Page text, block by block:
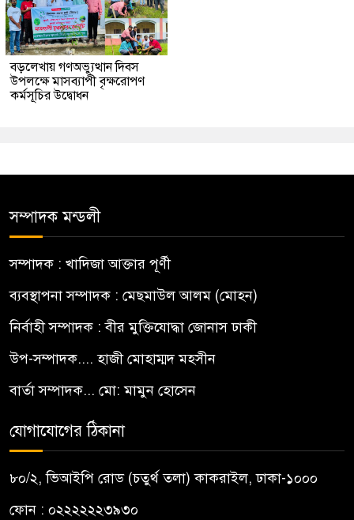
বড়লেখায় গণঅভ্যুত্থান দিবস
উপলক্ষে মাসব্যাপী বৃক্ষরোপণ
কর্মসূচির উদ্বোধন
সম্পাদক মন্ডলী
সম্পাদক : খাদিজা আক্তার পূর্ণী
ব্যবস্থাপনা সম্পাদক : মেছমাউল আলম (মোহন)
নির্বাহী সম্পাদক : বীর মুক্তিযোদ্ধা জোনাস ঢাকী
উপ-সম্পাদক.... হাজী মোহাম্মদ মহসীন
বার্তা সম্পাদক... মো: মামুন হোসেন
যোগাযোগের ঠিকানা
৮০/২, ভিআইপি রোড (চতুর্থ তলা) কাকরাইল, ঢাকা-১০০০
ফোন : ০২২২২২২৩৯৩০